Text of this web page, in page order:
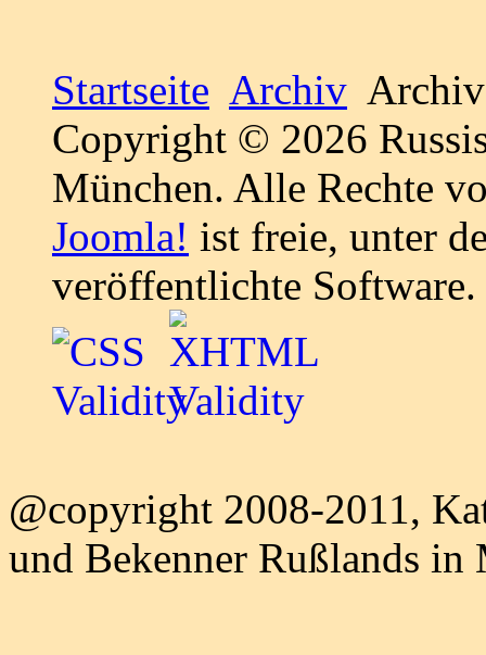
Startseite Archiv Archiv
Copyright © 2026
München. Alle Rechte
Joomla! ist freie, unter
veröffentlichte Software.
@copyright 2008-2011,
und Bekenner Rußlands in